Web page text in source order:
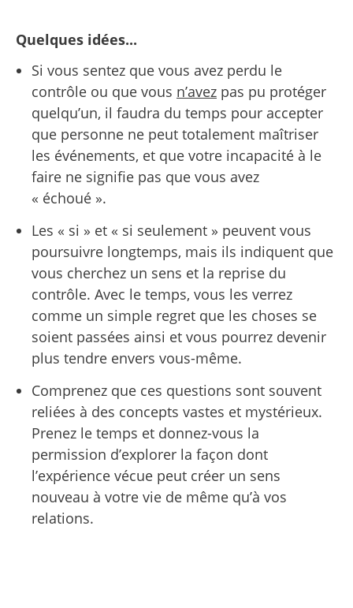
Quelques idées...
Si vous sentez que vous avez perdu le
contrôle ou que vous n’avez pas pu protéger
quelqu’un, il faudra du temps pour accepter
que personne ne peut totalement maîtriser
les événements, et que votre incapacité à le
faire ne signifie pas que vous avez
« échoué ».
Les « si » et « si seulement » peuvent vous
poursuivre longtemps, mais ils indiquent que
vous cherchez un sens et la reprise du
contrôle. Avec le temps, vous les verrez
comme un simple regret que les choses se
soient passées ainsi et vous pourrez devenir
plus tendre envers vous-même.
Comprenez que ces questions sont souvent
reliées à des concepts vastes et mystérieux.
Prenez le temps et donnez-vous la
permission d’explorer la façon dont
l’expérience vécue peut créer un sens
nouveau à votre vie de même qu’à vos
relations.